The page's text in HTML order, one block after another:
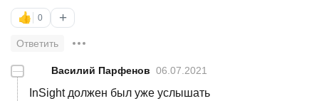
👍 0 +
Ответить
— Василий Парфенов 06.07.2021
InSight должен был уже услышать